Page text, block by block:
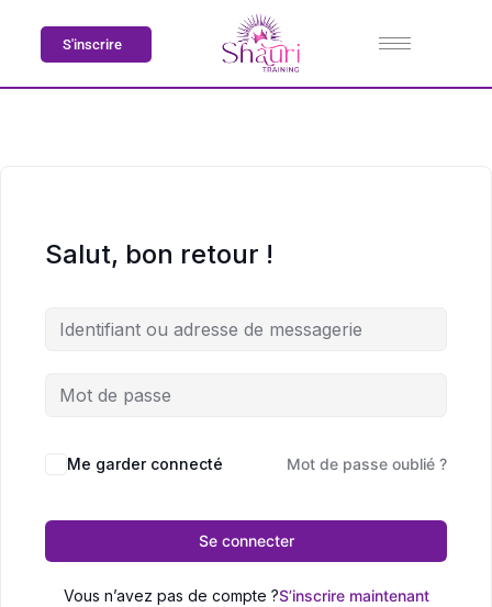
S'inscrire
Salut, bon retour !
Me garder connecté Mot de passe oublié ?
Se connecter
Vous n’avez pas de compte ?S’inscrire maintenant